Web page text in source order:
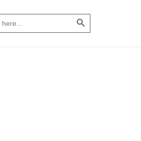
Search Button